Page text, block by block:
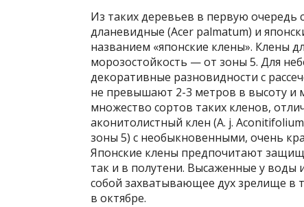
Из таких деревьев в первую
дланевидные (Acer palmatum) и
названием «японские клены». Клены
морозостойкость — от зоны 5. Для
декоративные разновидности с
не превышают 2-3 метров в высоту и
множество сортов таких кленов,
аконитолистный клен (A. j.
зоны 5) с необыкновенными, очень
Японские клены предпочитают
так и в полутени. Высаженные у воды
собой захватывающее дух зрелище в
в октябре.